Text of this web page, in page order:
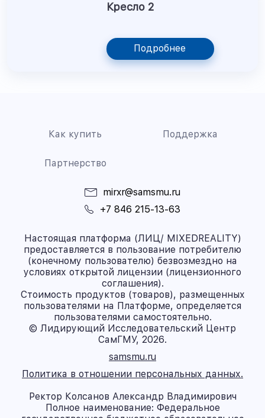
Кресло 2
Подробнее
Как купить Поддержка
Партнерство
mirxr@samsmu.ru
+7 846 215-13-63
Настоящая платформа (ЛИЦ/ MIXEDREALITY)
предоставляется в пользование потребителю
(конечному пользователю) безвозмездно на
условиях открытой лицензии (лицензионного
соглашения).
Стоимость продуктов (товаров), размещенных
пользователями на Платформе, определяется
пользователями самостоятельно.
© Лидирующий Исследовательский Центр
СамГМУ, 2026.
samsmu.ru
Политика в отношении персональных данных.
Ректор Колсанов Александр Владимирович
Полное наименование: Федеральное